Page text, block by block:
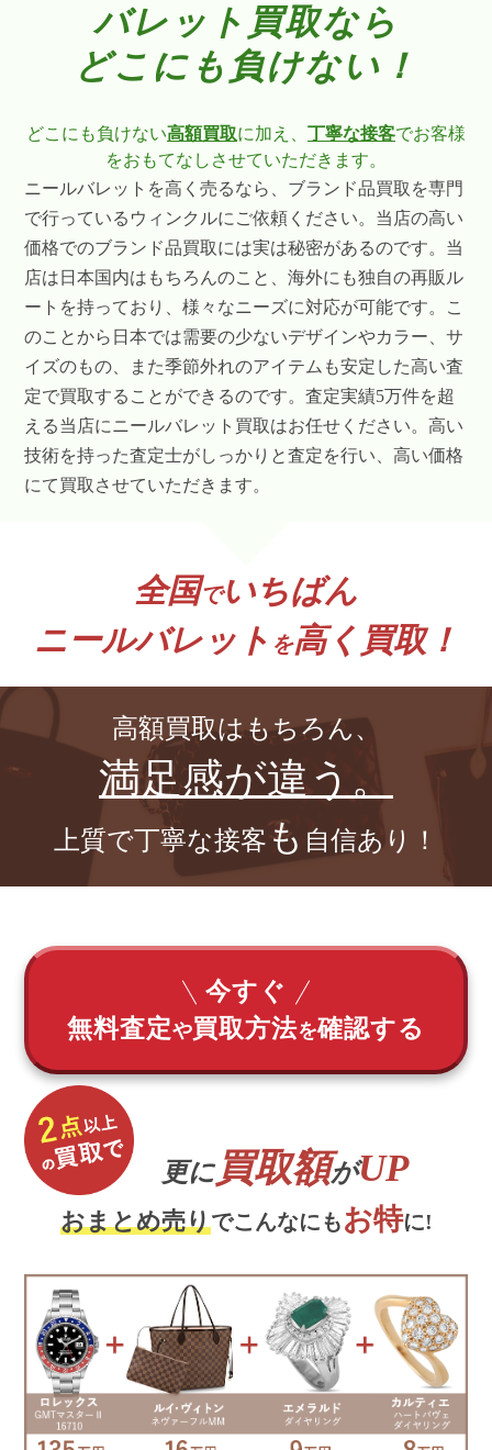
バレット買取なら
どこにも負けない！
どこにも負けない高額買取に加え、 丁寧な接客でお客様
をおもてなしさせていただきます。
ニールバレットを高く売るなら、ブランド品買取を専門
で行っているウィンクルにご依頼ください。当店の高い
価格でのブランド品買取には実は秘密があるのです。当
店は日本国内はもちろんのこと、海外にも独自の再販ル
ートを持っており、様々なニーズに対応が可能です。こ
のことから日本では需要の少ないデザインやカラー、サ
イズのもの、また季節外れのアイテムも安定した高い査
定で買取することができるのです。査定実績5万件を超
える当店にニールバレット買取はお任せください。高い
技術を持った査定士がしっかりと査定を行い、高い価格
にて買取させていただきます。
全国でいちばん
ニールバレット を高く買取！
高額買取はもちろん、
満足感が違う。
上質で丁寧な接客 も 自信あり！
今すぐ
無料査定や買取方法を確認する
更に買取額がUP
おまとめ売りでこんなにもお特に!